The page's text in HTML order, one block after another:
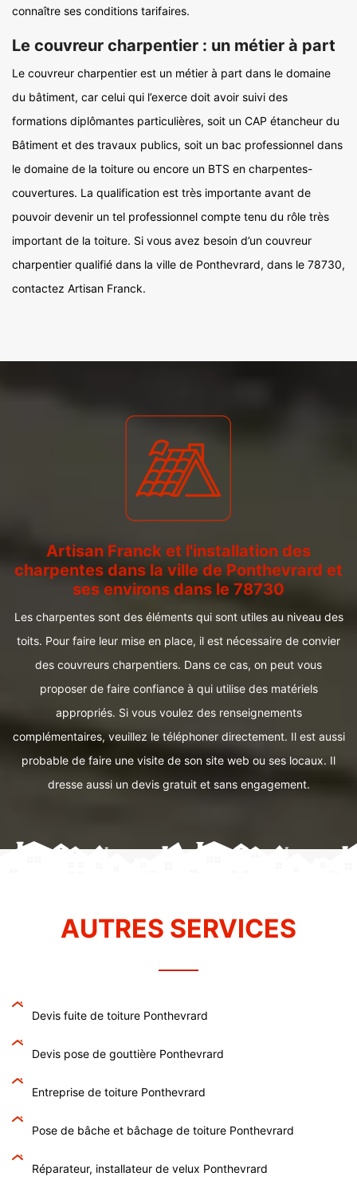
connaître ses conditions tarifaires.
Le couvreur charpentier : un métier à part
Le couvreur charpentier est un métier à part dans le domaine
du bâtiment, car celui qui l’exerce doit avoir suivi des
formations diplômantes particulières, soit un CAP étancheur du
Bâtiment et des travaux publics, soit un bac professionnel dans
le domaine de la toiture ou encore un BTS en charpentes-
couvertures. La qualification est très importante avant de
pouvoir devenir un tel professionnel compte tenu du rôle très
important de la toiture. Si vous avez besoin d’un couvreur
charpentier qualifié dans la ville de Ponthevrard, dans le 78730,
contactez Artisan Franck.
Artisan Franck et l'installation des
charpentes dans la ville de Ponthevrard et
ses environs dans le 78730
Les charpentes sont des éléments qui sont utiles au niveau des
toits. Pour faire leur mise en place, il est nécessaire de convier
des couvreurs charpentiers. Dans ce cas, on peut vous
proposer de faire confiance à qui utilise des matériels
appropriés. Si vous voulez des renseignements
complémentaires, veuillez le téléphoner directement. Il est aussi
probable de faire une visite de son site web ou ses locaux. Il
dresse aussi un devis gratuit et sans engagement.
AUTRES SERVICES
Devis fuite de toiture Ponthevrard
Devis pose de gouttière Ponthevrard
Entreprise de toiture Ponthevrard
Pose de bâche et bâchage de toiture Ponthevrard
Réparateur, installateur de velux Ponthevrard